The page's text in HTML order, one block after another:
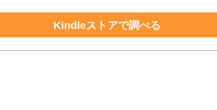
Kindleストアで調べる